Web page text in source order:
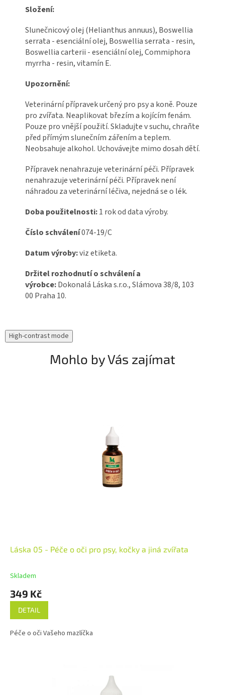
Složení:
Slunečnicový olej (Helianthus annuus), Boswellia
serrata - esenciální olej, Boswellia serrata - resin,
Boswellia carterii - esenciální olej, Commiphora
myrrha - resin, vitamín E.
Upozornění:
Veterinární přípravek určený pro psy a koně. Pouze
pro zvířata. Neaplikovat březím a kojícím fenám.
Pouze pro vnější použití. Skladujte v suchu, chraňte
před přímým slunečním zářením a teplem.
Neobsahuje alkohol. Uchovávejte mimo dosah dětí.
Přípravek nenahrazuje veterinární péči. Přípravek
nenahrazuje veterinární péči. Přípravek není
náhradou za veterinární léčiva, nejedná se o lék.
Doba použitelnosti:1 rok od data výroby.
Číslo schválení074-19/C
Datum výroby:viz etiketa.
Držitel rozhodnutí o schválení a
výrobce:Dokonalá Láska s.r.o., Slámova 38/8, 103
00 Praha 10.
High-contrast mode
Mohlo by Vás zajímat
Láska 05 - Péče o oči pro psy, kočky a jiná zvířata
Skladem
349 Kč
DETAIL
Péče o oči Vašeho mazlíčka